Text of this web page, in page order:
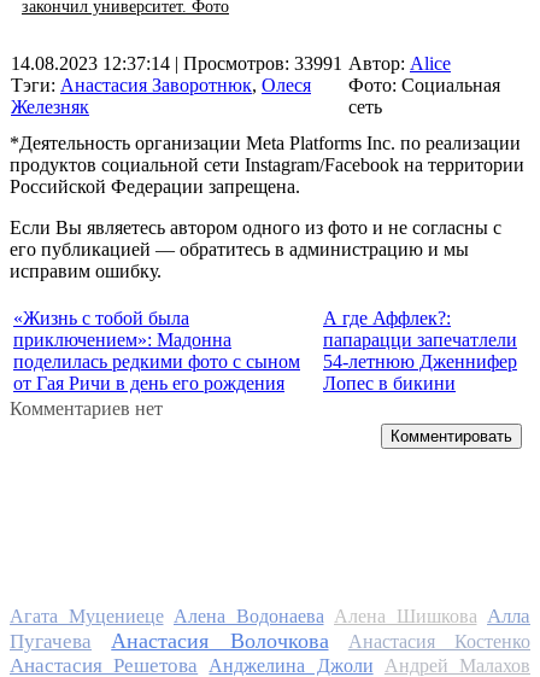
закончил университет. Фото
14.08.2023 12:37:14 | Просмотров: 33991
Тэги: Анастасия Заворотнюк, Олеся
Железняк
Автор: Alice
Фото: Социальная
сеть
*Деятельность организации Meta Platforms Inc. по реализации
продуктов социальной сети Instagram/Facebook на территории
Российской Федерации запрещена.
Если Вы являетесь автором одного из фото и не согласны с
его публикацией — обратитесь в администрацию и мы
исправим ошибку.
«Жизнь с тобой была
приключением»: Мадонна
поделилась редкими фото с сыном
от Гая Ричи в день его рождения
А где Аффлек?:
папарацци запечатлели
54-летнюю Дженнифер
Лопес в бикини
Комментариев нет
Комментировать
Агата Муцениеце Алена Водонаева Алена Шишкова Алла
Пугачева
Анастасия Волочкова Анастасия Костенко
Анастасия Решетова Анджелина Джоли
Андрей Малахов